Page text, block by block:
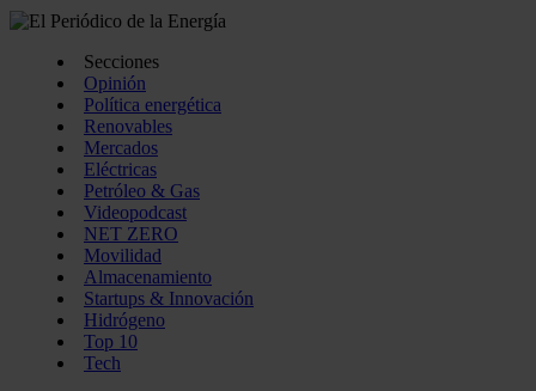
Secciones
Opinión
Política energética
Renovables
Mercados
Eléctricas
Petróleo & Gas
Videopodcast
NET ZERO
Movilidad
Almacenamiento
Startups & Innovación
Hidrógeno
Top 10
Tech